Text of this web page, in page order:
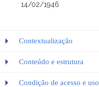
14/02/1946
Contextualização
Conteúdo e estrutura
Condição de acesso e uso